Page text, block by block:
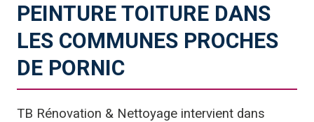
PEINTURE TOITURE DANS
LES COMMUNES PROCHES
DE PORNIC
TB Rénovation & Nettoyage intervient dans